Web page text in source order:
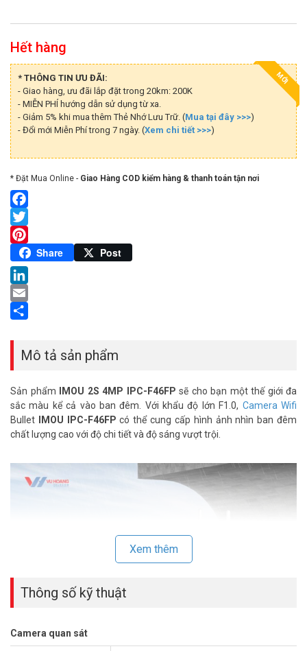
Hết hàng
MỚI
* THÔNG TIN ƯU ĐÃI:
- Giao hàng, ưu đãi lắp đặt trong 20km: 200K
- MIỄN PHÍ hướng dẫn sử dụng từ xa.
- Giảm 5% khi mua thêm Thẻ Nhớ Lưu Trữ. (Mua tại đây >>>)
- Đổi mới Miễn Phí trong 7 ngày. (Xem chi tiết >>>)
* Đặt Mua Online - Giao Hàng COD kiểm hàng & thanh toán tận nơi
Facebook
Twitter
Pinterest
Share Post
LinkedIn
Email
Mô tả sản phẩm
Sản phẩm IMOU 2S 4MP IPC-F46FP sẽ cho bạn một thế giới đa
sắc màu kể cả vào ban đêm. Với khẩu độ lớn F1.0, Camera Wifi
Bullet IMOU IPC-F46FP có thể cung cấp hình ảnh nhìn ban đêm
chất lượng cao với độ chi tiết và độ sáng vượt trội.
Xem thêm
Thông số kỹ thuật
Camera quan sát